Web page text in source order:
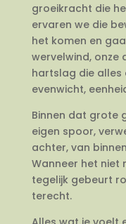
groeikracht die
ervaren we die
het komen en
wervelwind, onze
hartslag die alles
evenwicht,
Binnen dat grote
eigen spoor,
achter, van
Wanneer het niet
tegelijk gebeurt
terecht.